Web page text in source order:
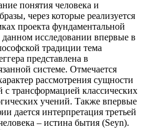
понятия человека и
через которые реализуется
проекта фундаментальной
исследовании впервые в
традиции тема
представлена в
системе. Отмечается
рассмотрения сущности
с трансформацией классических
учений. Также впервые
дается интерпретация третьей
– истина бытия (Seyn).